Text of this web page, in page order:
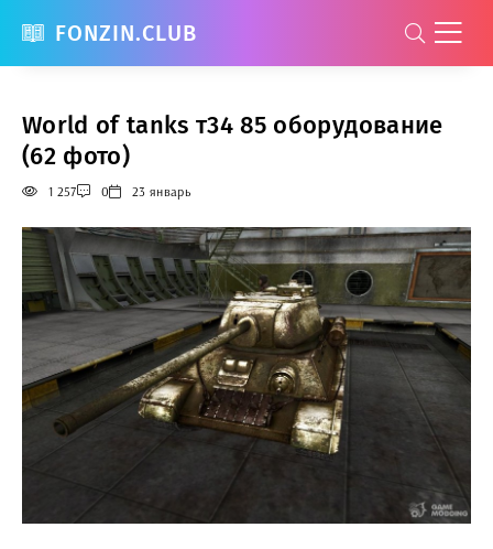
FONZIN.CLUB
World of tanks т34 85 оборудование
(62 фото)
1 257 0 23 январь